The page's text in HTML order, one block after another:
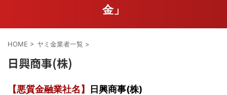
金」
HOME > ヤミ金業者一覧 >
日興商事(株)
【悪質金融業社名】 日興商事(株)